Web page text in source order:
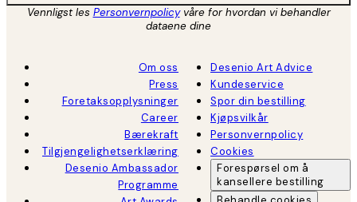
Vennligst les Personvernpolicyvåre for hvordan vi behandler
dataene dine
Om oss
Press
Foretaksopplysninger
Career
Bærekraft
Tilgjengelighetserklæring
Desenio Ambassador
Programme
Desenio Art Advice
Kundeservice
Spor din bestilling
Kjøpsvilkår
Personvernpolicy
Cookies
Forespørsel om å
kansellere bestilling